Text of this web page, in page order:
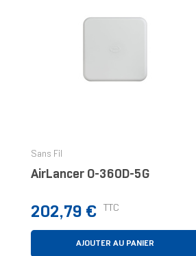
Sans Fil
AirLancer O-360D-5G
Prix
202,79 € TTC
AJOUTER AU PANIER